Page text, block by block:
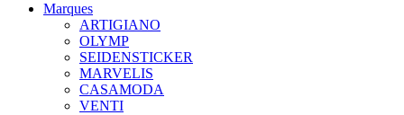
Marques
ARTIGIANO
OLYMP
SEIDENSTICKER
MARVELIS
CASAMODA
VENTI